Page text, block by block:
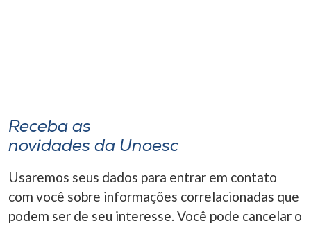
Selecione
A+
Receba as
novidades da Unoesc
Usaremos seus dados para entrar em contato
com você sobre informações correlacionadas que
podem ser de seu interesse. Você pode cancelar o